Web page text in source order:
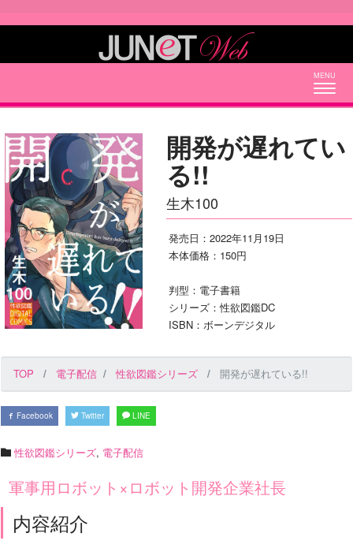
開発が遅れてい
る!!
生木100
発売日：2022年11月19日
本体価格：150円
判型：電子書籍
シリーズ：性欲図鑑DC
ISBN：ボーンデジタル
TOP 電子配信 性欲図鑑シリーズ 開発が遅れている!!
Facebook Twitter LINE
性欲図鑑シリーズ, 電子配信
軍事用ロボット×ロボット開発企業社長
内容紹介